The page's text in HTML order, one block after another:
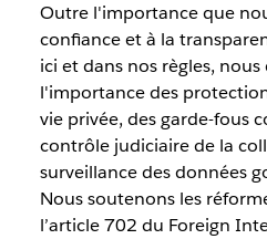
Outre l'importance que
confiance et à la
ici et dans nos règles, nous
l'importance des
vie privée, des garde-fous
contrôle judiciaire de la
surveillance des données
Nous soutenons les
l’article 702 du Foreign